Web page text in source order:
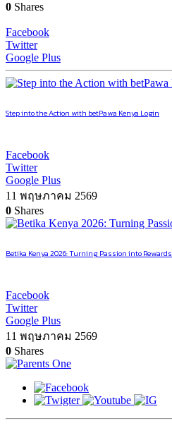
0 Shares
Facebook
Twitter
Google Plus
Step into the Action with betPawa Kenya Login
Facebook
Twitter
Google Plus
11 พฤษภาคม 2569
0 Shares
Betika Kenya 2026: Turning Passion into Rewards
Facebook
Twitter
Google Plus
11 พฤษภาคม 2569
0 Shares